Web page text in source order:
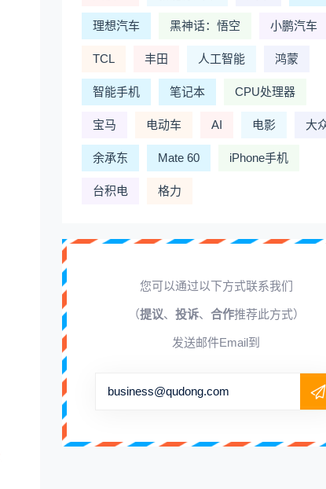
理想汽车 黑神话：悟空 小鹏汽车
TCL 丰田 人工智能 鸿蒙
智能手机 笔记本 CPU处理器
宝马 电动车 AI 电影 大
余承东 Mate 60 iPhone手机
台积电 格力
您可以通过以下方式联系我们
（提议、 投诉、 合作推荐此方式）
发送邮件Email到
business@qudong.com